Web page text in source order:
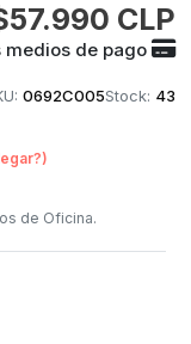
CLP
medios de pago
0692C005Stock: 43
de Oficina.